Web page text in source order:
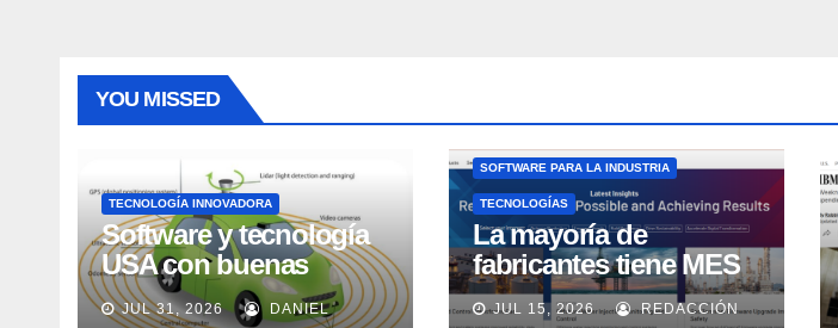
YOU MISSED
TECNOLOGÍA INNOVADORA
Software y tecnología
USA con buenas
expectativas en ventas
JUL 31, 2026 DANIEL
SOFTWARE PARA LA INDUSTRIA
TECNOLOGÍAS
La mayoría de
fabricantes tiene MES
pero no lo usa
JUL 15, 2026 REDACCIÓN